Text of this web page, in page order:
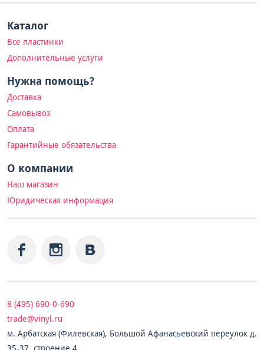
Каталог
Все пластинки
Дополнительные услуги
Нужна помощь?
Доставка
Самовывоз
Оплата
Гарантийные обязательства
О компании
Наш магазин
Юридическая информация
8 (495) 690-0-690
trade@vinyl.ru
м. Арбатская (Филевская), Большой Афанасьевский переулок д.